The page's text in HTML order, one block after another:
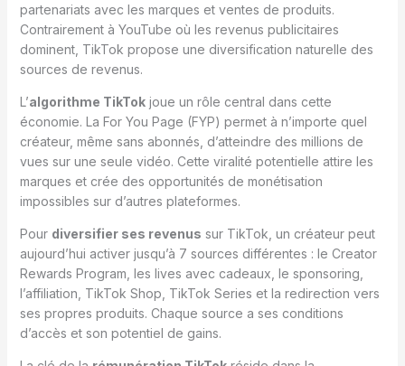
partenariats avec les marques et ventes de produits.
Contrairement à YouTube où les revenus publicitaires
dominent, TikTok propose une diversification naturelle des
sources de revenus.
L’algorithme TikTokjoue un rôle central dans cette
économie. La For You Page (FYP) permet à n’importe quel
créateur, même sans abonnés, d’atteindre des millions de
vues sur une seule vidéo. Cette viralité potentielle attire les
marques et crée des opportunités de monétisation
impossibles sur d’autres plateformes.
Pour diversifier ses revenus sur TikTok, un créateur peut
aujourd’hui activer jusqu’à 7 sources différentes : le Creator
Rewards Program, les lives avec cadeaux, le sponsoring,
l’affiliation, TikTok Shop, TikTok Series et la redirection vers
ses propres produits. Chaque source a ses conditions
d’accès et son potentiel de gains.